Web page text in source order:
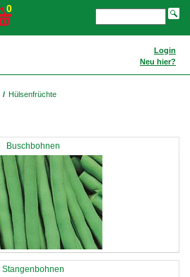
0
Login
Neu hier?
/ Hülsenfrüchte
Buschbohnen
Stangenbohnen